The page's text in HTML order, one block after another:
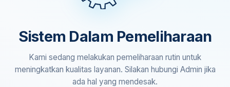
Sistem Dalam Pemeliharaan
Kami sedang melakukan pemeliharaan rutin untuk
meningkatkan kualitas layanan. Silakan hubungi Admin jika
ada hal yang mendesak.